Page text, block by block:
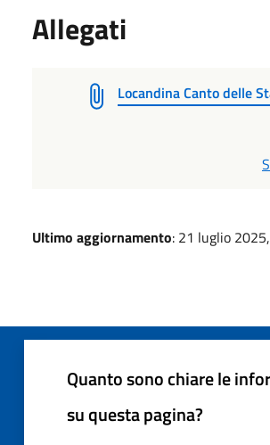
Allegati
Locandina Canto delle
Ultimo aggiornamento: 21 luglio
Quanto sono chiare le
su questa pagina?